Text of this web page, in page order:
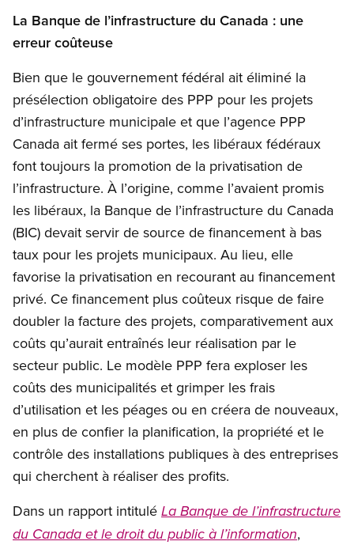
La Banque de l’infrastructure du Canada : une
erreur coûteuse
Bien que le gouvernement fédéral ait éliminé la
présélection obligatoire des PPP pour les projets
d’infrastructure municipale et que l’agence PPP
Canada ait fermé ses portes, les libéraux fédéraux
font toujours la promotion de la privatisation de
l’infrastructure. À l’origine, comme l’avaient promis
les libéraux, la Banque de l’infrastructure du Canada
(BIC) devait servir de source de financement à bas
taux pour les projets municipaux. Au lieu, elle
favorise la privatisation en recourant au financement
privé. Ce financement plus coûteux risque de faire
doubler la facture des projets, comparativement aux
coûts qu’aurait entraînés leur réalisation par le
secteur public. Le modèle PPP fera exploser les
coûts des municipalités et grimper les frais
d’utilisation et les péages ou en créera de nouveaux,
en plus de confier la planification, la propriété et le
contrôle des installations publiques à des entreprises
qui cherchent à réaliser des profits.
Dans un rapport intitulé La Banque de l’infrastructure
du Canada et le droit du public à l’information,